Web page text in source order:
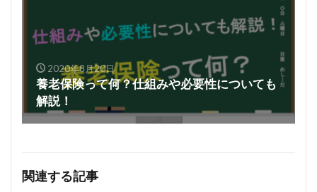
2020年8月20日
養老保険って何？仕組みや必要性についても
解説！
関連する記事